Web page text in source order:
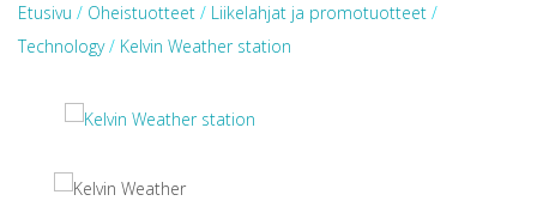
Etusivu / Oheistuotteet / Liikelahjat ja promotuotteet /
Technology/ Kelvin Weather station